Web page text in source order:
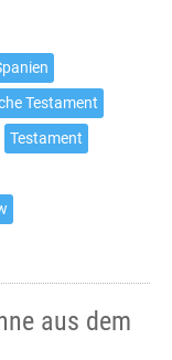
Testament
Testament
aus dem